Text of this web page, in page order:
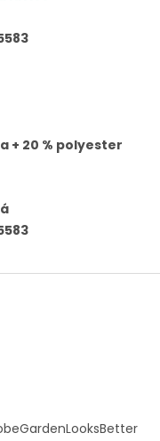
+ 20 % polyester